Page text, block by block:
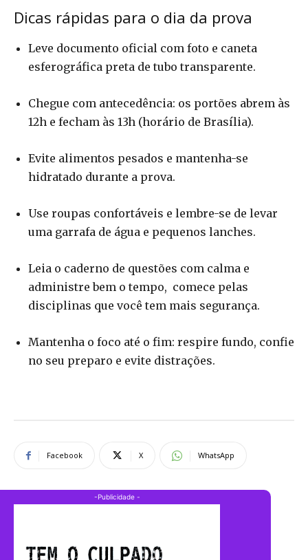
Dicas rápidas para o dia da prova
Leve documento oficial com foto e caneta
esferográfica preta de tubo transparente.
Chegue com antecedência: os portões abrem às
12h e fecham às 13h (horário de Brasília).
Evite alimentos pesados e mantenha-se
hidratado durante a prova.
Use roupas confortáveis e lembre-se de levar
uma garrafa de água e pequenos lanches.
Leia o caderno de questões com calma e
administre bem o tempo, comece pelas
disciplinas que você tem mais segurança.
Mantenha o foco até o fim: respire fundo, confie
no seu preparo e evite distrações.
Facebook X WhatsApp
-Publicidade -